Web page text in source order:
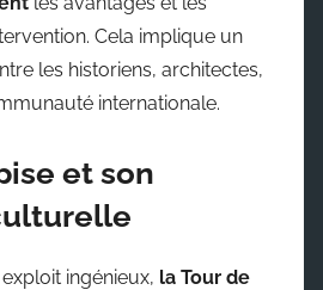
Cela implique un
les historiens, architectes,
internationale.
et son
ingénieux, la Tour de